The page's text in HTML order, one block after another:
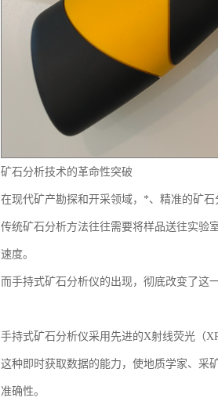
矿石分析技术的革命性突破
在现代矿产勘探和开采领域，*、精准的矿石
传统矿石分析方法往往需要将样品送往实验
速度。
而手持式矿石分析仪的出现，彻底改变了这
手持式矿石分析仪采用先进的X射线荧光（
这种即时获取数据的能力，使地质学家、采
准确性。